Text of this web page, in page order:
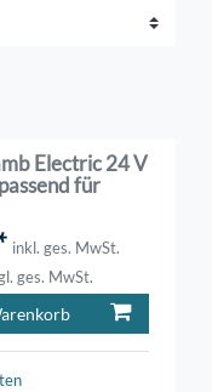
Electric 24 V
für
inkl. ges. MwSt.
ges. MwSt.